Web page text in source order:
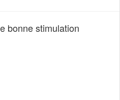
bonne stimulation